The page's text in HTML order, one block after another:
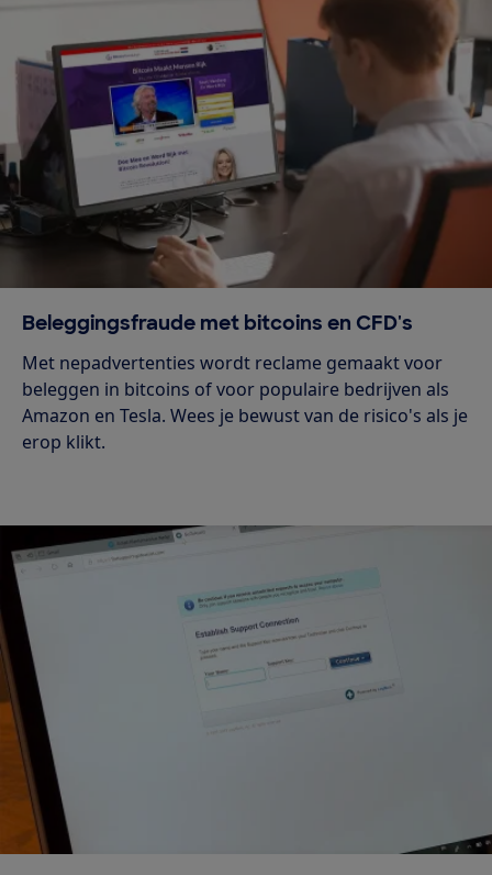
Beleggingsfraude met bitcoins en CFD's
Met nepadvertenties wordt reclame gemaakt voor
beleggen in bitcoins of voor populaire bedrijven als
Amazon en Tesla. Wees je bewust van de risico's als je
erop klikt.